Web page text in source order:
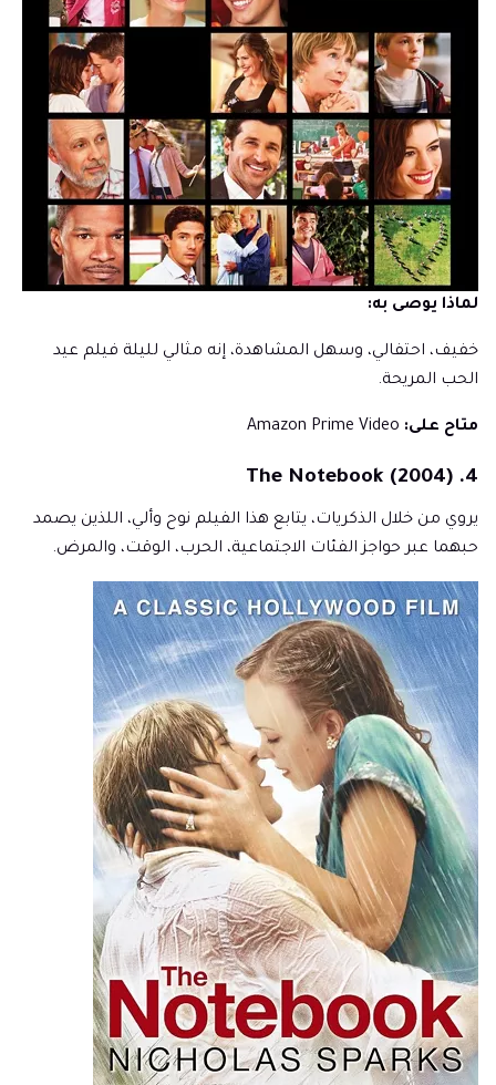
لماذا يوصى به:
خفيف، احتفالي، وسهل المشاهدة، إنه مثالي لليلة فيلم عيد
الحب المريحة.
متاح على:
4. The Notebook (2004)
يروي من خلال الذكريات، يتابع هذا الفيلم نوح وألي، اللذين يصمد
حبهما عبر حواجز الفئات الاجتماعية، الحرب، الوقت، والمرض.